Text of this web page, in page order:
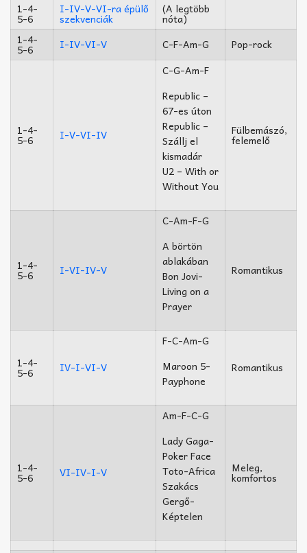
1-4-
5-6
I-IV-V-VI-ra épülő
szekvenciák
(A legtöbb
nóta)
1-4-
5-6 I-IV-VI-V C-F-Am-G Pop-rock
1-4-
5-6 I-V-VI-IV
C-G-Am-F
Republic –
67-es úton
Republic –
Szállj el
kismadár
U2 – With or
Without You
Fülbemászó,
felemelő
1-4-
5-6 I-VI-IV-V
C-Am-F-G
A börtön
ablakában
Bon Jovi-
Living on a
Prayer
Romantikus
1-4-
5-6 IV-I-VI-V
F-C-Am-G
Maroon 5-
Payphone
Romantikus
1-4-
5-6 VI-IV-I-V
Am-F-C-G
Lady Gaga-
Poker Face
Toto-Africa
Szakács
Gergő-
Képtelen
Meleg,
komfortos